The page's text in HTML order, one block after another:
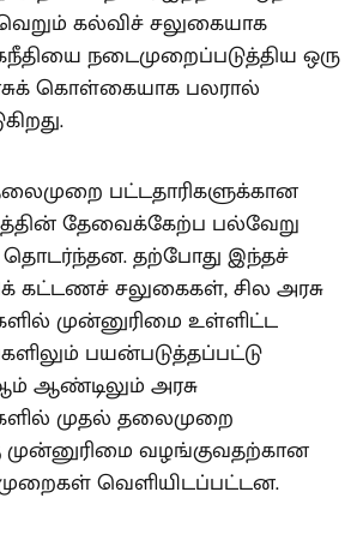
கல்விச் சலுகையாக
நடைமுறைப்படுத்திய ஒரு
கொள்கையாக பலரால்
பட்டதாரிகளுக்கான
தேவைக்கேற்ப பல்வேறு
தற்போது இந்தச்
கட்டணச் சலுகைகள், சில அரசு
முன்னுரிமை உள்ளிட்ட
பயன்படுத்தப்பட்டு
ஆம் ஆண்டிலும் அரசு
முதல் தலைமுறை
முன்னுரிமை வழங்குவதற்கான
வெளியிடப்பட்டன.